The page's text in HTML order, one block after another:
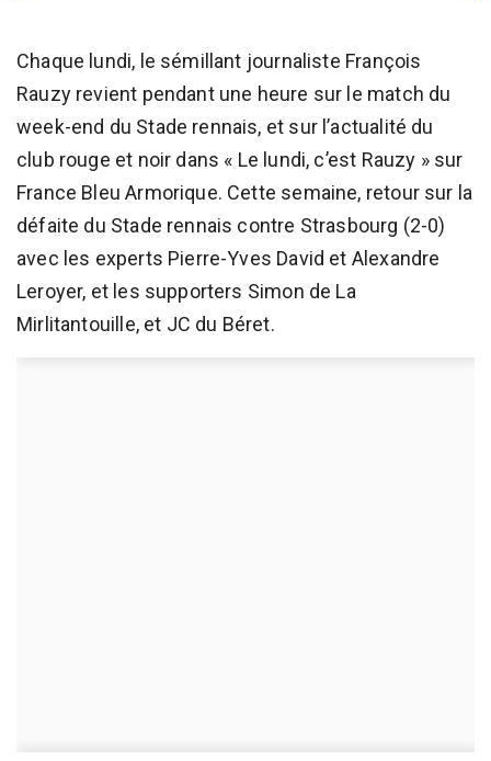
Chaque lundi, le sémillant journaliste François
Rauzy revient pendant une heure sur le match du
week-end du Stade rennais, et sur l’actualité du
club rouge et noir dans « Le lundi, c’est Rauzy » sur
France Bleu Armorique. Cette semaine, retour sur la
défaite du Stade rennais contre Strasbourg (2-0)
avec les experts Pierre-Yves David et Alexandre
Leroyer, et les supporters Simon de La
Mirlitantouille, et JC du Béret.